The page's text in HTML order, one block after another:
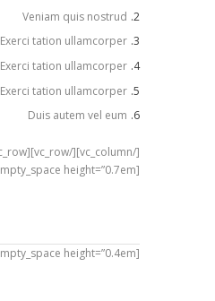
Veniam quis nostrud
Exerci tation ullamcorper
Exerci tation ullamcorper
Exerci tation ullamcorper
Duis autem vel eum
[vc_empty_space height=”0.7em”]
[vc_empty_space height=”0.4em”]